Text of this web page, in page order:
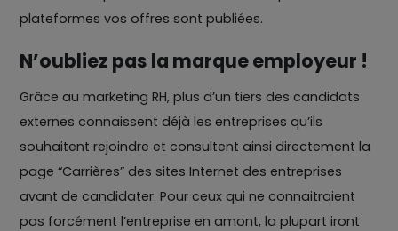
plateformes vos offres sont publiées.
N’oubliez pas la marque employeur !
Grâce au marketing RH, plus d’un tiers des candidats
externes connaissent déjà les entreprises qu’ils
souhaitent rejoindre et consultent ainsi directement la
page “Carrières” des sites Internet des entreprises
avant de candidater. Pour ceux qui ne connaitraient
pas forcément l’entreprise en amont, la plupart iront